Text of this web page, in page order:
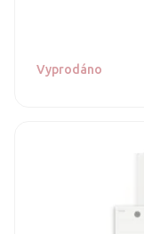
Vyprodáno